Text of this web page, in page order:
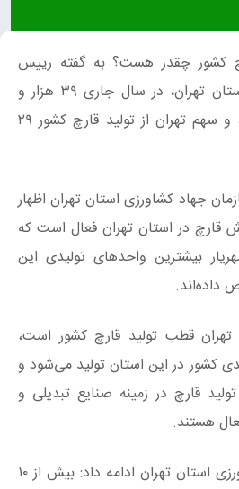
کشور چقدر هست؟ به گفته رییس
سازمان جهاد کشاورزی استان‌ تهران، در سال جاری ۳۹ هزار و
۶۵۰ تن قارچ تولید شده، و سهم تهران از تولید قارچ کشور ۲۹
جهاد کشاورزی استان تهران اظهار
پرورش قارچ در استان تهران فعال است که
بیشترین واحدهای تولیدی این
داده‌اند.
تهران قطب تولید قارچ کشور است،
تولیدی کشور در این استان تولید می‌شود و
قارچ در زمینه صنایع تبدیلی و
هستند.
رییس سازمان جهاد کشاورزی استان تهران ادامه داد: بیش از ۱۰